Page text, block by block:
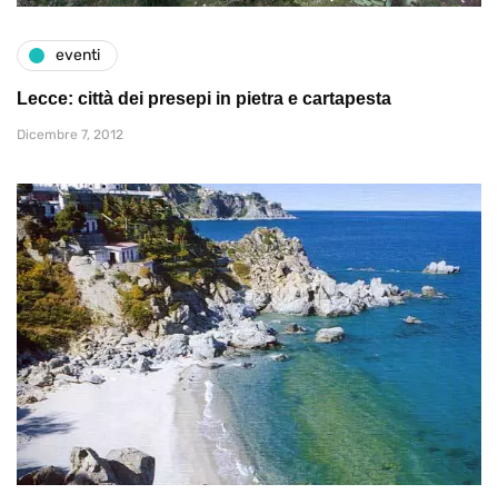
eventi
Lecce: città dei presepi in pietra e cartapesta
Dicembre 7, 2012